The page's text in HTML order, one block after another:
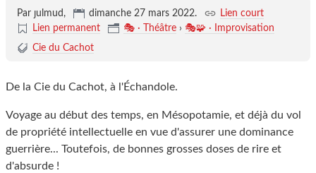
Par ȷulmud, dimanche 27 mars 2022.
Lien court
Lien permanent
🎭 · Théâtre › 🎭🧩 · Improvisation
Cie du Cachot
De la Cie du Cachot, à l'Échandole.
Voyage au début des temps, en Mésopotamie, et déjà du vol
de propriété intellectuelle en vue d'assurer une dominance
guerrière... Toutefois, de bonnes grosses doses de rire et
d'absurde !